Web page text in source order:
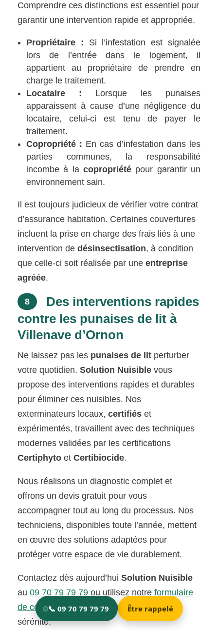
Comprendre ces distinctions est essentiel pour
garantir une intervention rapide et appropriée.
Propriétaire : Si l’infestation est signalée
lors de l’entrée dans le logement, il
appartient au propriétaire de prendre en
charge le traitement.
Locataire : Lorsque les punaises
apparaissent à cause d’une négligence du
locataire, celui-ci est tenu de payer le
traitement.
Copropriété : En cas d’infestation dans les
parties communes, la responsabilité
incombe à la copropriété pour garantir un
environnement sain.
Il est toujours judicieux de vérifier votre contrat
d’assurance habitation. Certaines couvertures
incluent la prise en charge des frais liés à une
intervention dedésinsectisation, à condition
que celle-ci soit réalisée par uneentreprise
agréée.
8
Des interventions rapides
contre les punaises de lit à
Villenave d’Ornon
Ne laissez pas les punaises de lit perturber
votre quotidien.Solution Nuisible vous
propose des interventions rapides et durables
pour éliminer ces nuisibles. Nos
exterminateurs locaux,certifiés et
expérimentés, travaillent avec des techniques
modernes validées par les certifications
Certiphyto etCertibiocide.
Nous réalisons un diagnostic complet et
offrons un devis gratuit pour vous
accompagner tout au long du processus. Nos
techniciens, disponibles toute l’année, mettent
en œuvre des solutions adaptées pour
protéger votre espace de vie durablement.
Contactez dès aujourd’huiSolution Nuisible
au09 70 79 79 79 ou utilisez notreformulaire
de contact. Ensemble, retrouvons votre
sérénité.